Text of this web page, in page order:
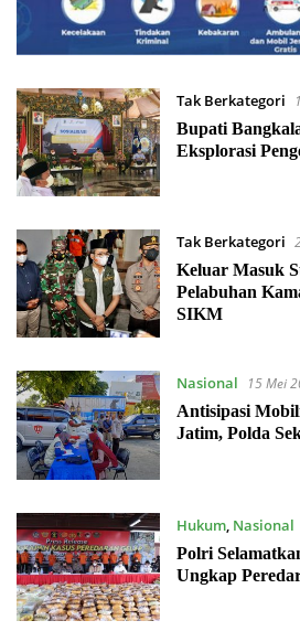
Tak Berkategori
Bupati
Eksplorasi
Tak Berkategori
Keluar Masuk
Pelabuhan
SIKM
Nasional
15 Mei
Antisipasi
Jatim, Polda
Hukum, Nasional
Polri
Ungkap